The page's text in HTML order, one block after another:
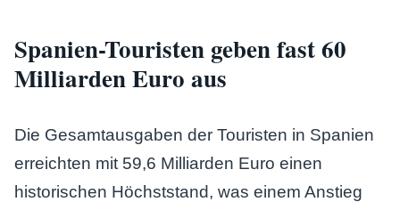
Spanien-Touristen geben fast 60
Milliarden Euro aus
Die Gesamtausgaben der Touristen in Spanien
erreichten mit 59,6 Milliarden Euro einen
historischen Höchststand, was einem Anstieg